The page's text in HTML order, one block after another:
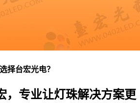
择台宏光电？
，专业让灯珠解决方案更